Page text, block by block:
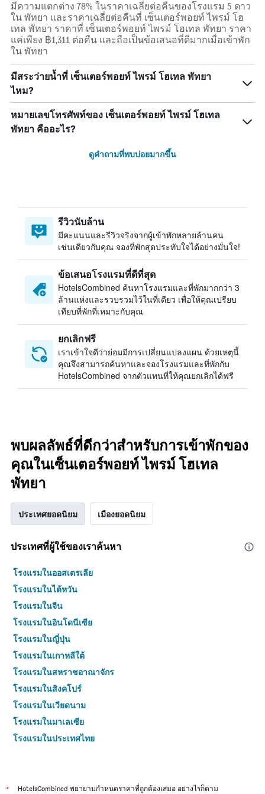
มีความแตกต่าง 78% ในราคาเฉลี่ยต่อคืนของโรงแรม 5 ดาว
ใน พัทยา และราคาเฉลี่ยต่อคืนที่ เซ็นเตอร์พอยท์ ไพรม์ โฮ
เทล พัทยา ราคาที่ เซ็นเตอร์พอยท์ ไพรม์ โฮเทล พัทยา ราคา
แค่เพียง ฿1,311 ต่อคืน และถือเป็นข้อเสนอที่ดีมากเมื่อเข้าพัก
ใน พัทยา
มีสระว่ายน้ำที่ เซ็นเตอร์พอยท์ ไพรม์ โฮเทล พัทยา
ไหม?
หมายเลขโทรศัพท์ของ เซ็นเตอร์พอยท์ ไพรม์ โฮเทล
พัทยา คืออะไร?
ดูคำถามที่พบบ่อยมากขึ้น
รีวิวนับล้าน
มีคะแนนและรีวิวจริงจากผู้เข้าพักหลายล้านคน
เช่นเดียวกับคุณ จองที่พักสุดประทับใจได้อย่างมั่นใจ!
ข้อเสนอโรงแรมที่ดีที่สุด
HotelsCombined ค้นหาโรงแรมและที่พักมากกว่า 3
ล้านแห่งและรวบรวมไว้ในที่เดียว เพื่อให้คุณเปรียบ
เทียบที่พักที่เหมาะกับคุณ
ยกเลิกฟรี
เราเข้าใจดีว่าย่อมมีการเปลี่ยนแปลงแผน ด้วยเหตุนี้
คุณจึงสามารถค้นหาและจองโรงแรมและที่พักกับ
HotelsCombined จากตัวแทนที่ให้คุณยกเลิกได้ฟรี
พบผลลัพธ์ที่ดีกว่าสำหรับการเข้าพักของ
คุณในเซ็นเตอร์พอยท์ ไพรม์ โฮเทล
พัทยา
ประเทศยอดนิยม เมืองยอดนิยม
ประเทศที่ผู้ใช้ของเราค้นหา
โรงแรมในออสเตรเลีย
โรงแรมในไต้หวัน
โรงแรมในจีน
โรงแรมในอินโดนีเซีย
โรงแรมในญี่ปุ่น
โรงแรมในเกาหลีใต้
โรงแรมในสหราชอาณาจักร
โรงแรมในสิงคโปร์
โรงแรมในเวียดนาม
โรงแรมในมาเลเซีย
โรงแรมในประเทศไทย
* HotelsCombined พยายามกำหนดราคาที่ถูกต้องเสมอ อย่างไรก็ตาม